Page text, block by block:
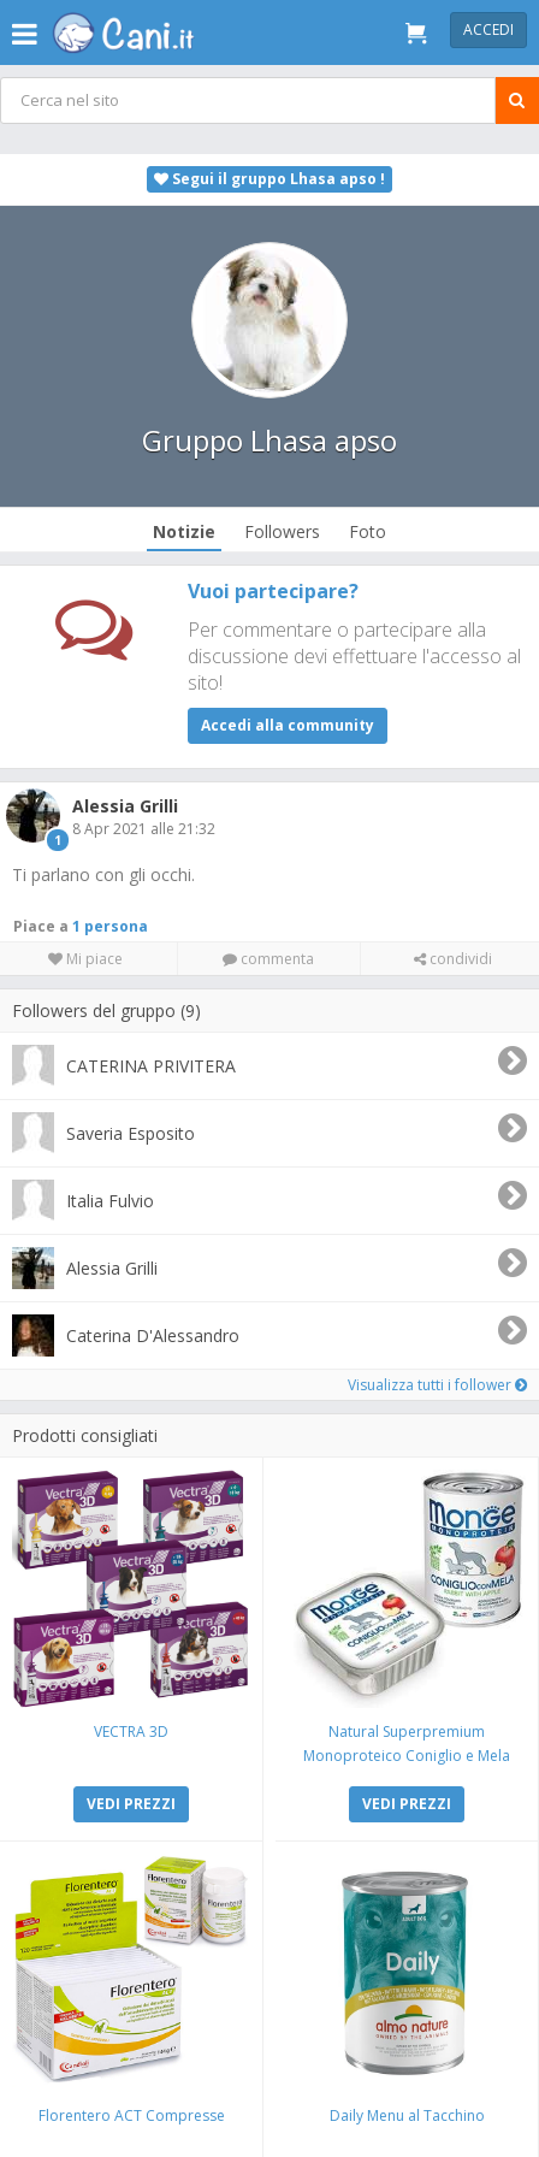
ACCEDI
Segui il gruppo Lhasa apso !
Gruppo Lhasa apso
Notizie Followers Foto
Vuoi partecipare?
Per commentare o partecipare alla
discussione devi effettuare l'accesso al
sito!
Accedi alla community
1
Alessia Grilli
8 Apr 2021 alle 21:32
Ti parlano con gli occhi.
Piace a
1 persona
Mi piace
commenta condividi
Followers del gruppo (9)
CATERINA PRIVITERA
Saveria Esposito
Italia Fulvio
Alessia Grilli
Caterina D'Alessandro
Visualizza tutti i follower
Prodotti consigliati
VECTRA 3D
VEDI PREZZI
Natural Superpremium
Monoproteico Coniglio e Mela
VEDI PREZZI
Florentero ACT Compresse Daily Menu al Tacchino